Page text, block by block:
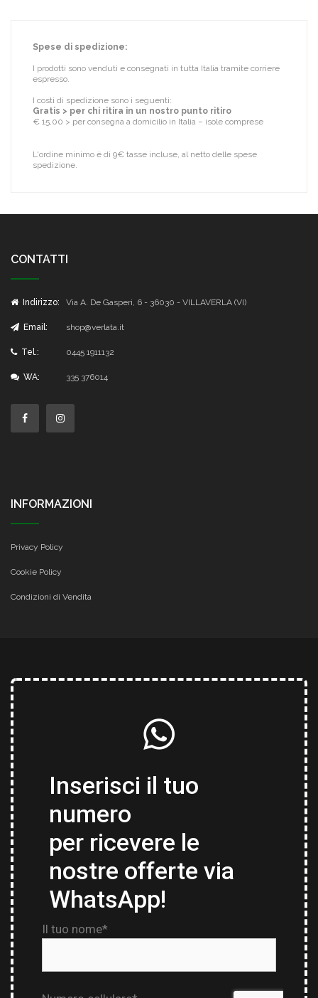
Spese di spedizione:
I prodotti sono venduti e consegnati in tutta Italia tramite corriere
espresso.
I costi di spedizione sono i seguenti:
Gratis > per chi ritira in un nostro punto ritiro
€ 15,00 > per consegna a domicilio in Italia – isole comprese
L'ordine minimo è di 9€ tasse incluse, al netto delle spese
spedizione.
CONTATTI
Indirizzo: Via A. De Gasperi, 6 - 36030 - VILLAVERLA (VI)
Email: shop@verlata.it
Tel.: 0445 1911132
WA: 335 376014
INFORMAZIONI
Privacy Policy
Cookie Policy
Condizioni di Vendita